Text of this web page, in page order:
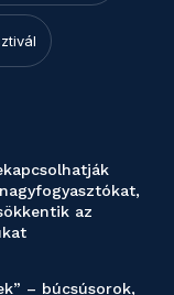
az
– búcsúsorok,